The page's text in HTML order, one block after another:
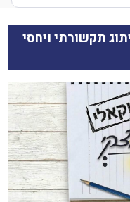
תקשורתי ויחסי